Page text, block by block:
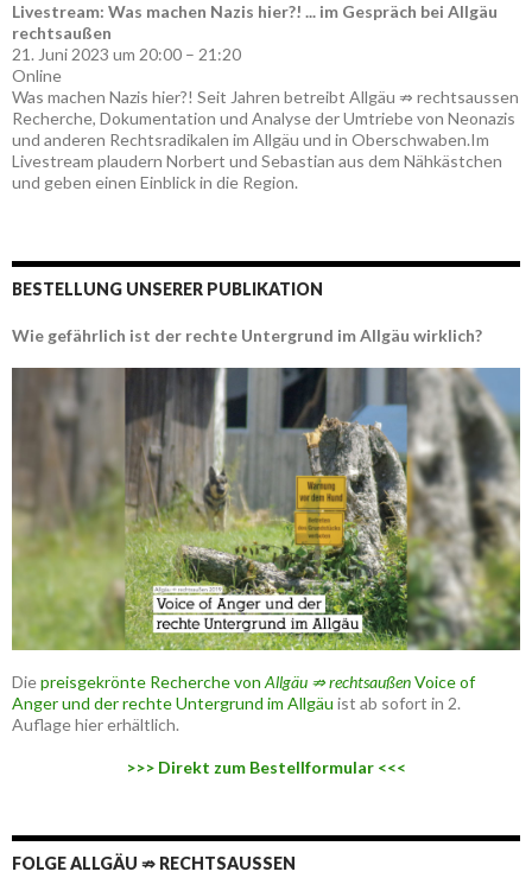
Livestream: Was machen Nazis hier?! ... im Gespräch bei Allgäu
rechtsaußen
21. Juni 2023 um 20:00 – 21:20
Online
Was machen Nazis hier?! Seit Jahren betreibt Allgäu ⇏ rechtsaussen
Recherche, Dokumentation und Analyse der Umtriebe von Neonazis
und anderen Rechtsradikalen im Allgäu und in Oberschwaben.Im
Livestream plaudern Norbert und Sebastian aus dem Nähkästchen
und geben einen Einblick in die Region.
BESTELLUNG UNSERER PUBLIKATION
Wie gefährlich ist der rechte Untergrund im Allgäu wirklich?
Diepreisgekrönte Recherche von Allgäu ⇏ rechtsaußenVoice of
Anger und der rechte Untergrund im Allgäu ist ab sofort in 2.
Auflage hier erhältlich.
>>> Direkt zum Bestellformular <<<
FOLGE ALLGÄU ⇏ RECHTSAUSSEN